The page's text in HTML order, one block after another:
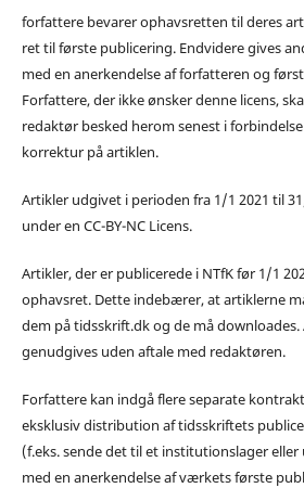
forfattere bevarer ophavsretten til deres
ret til første publicering. Endvidere gives
med en anerkendelse af forfatteren og
Forfattere, der ikke ønsker denne licens,
redaktør besked herom senest i
korrektur på artiklen.
Artikler udgivet i perioden fra 1/1 2021 til
under en CC-BY-NC Licens.
Artikler, der er publicerede i NTfK før 1/1
ophavsret. Dette indebærer, at artiklerne
dem på tidsskrift.dk og de må
genudgives uden aftale med redaktøren.
Forfattere kan indgå flere separate
eksklusiv distribution af tidsskriftets
(f.eks. sende det til et institutionslager
med en anerkendelse af værkets første